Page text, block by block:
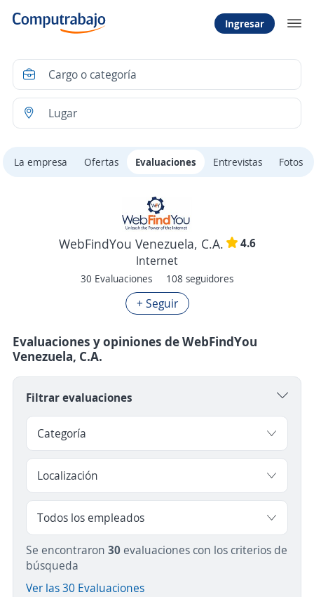
Ingresar
La empresa Ofertas Evaluaciones Entrevistas Fotos
WebFindYou Venezuela, C.A.
4.6
Internet
30 Evaluaciones 108 seguidores
+ Seguir
Evaluaciones y opiniones de WebFindYou
Venezuela, C.A.
Filtrar evaluaciones
Se encontraron 30 evaluaciones con los criterios de
búsqueda
Ver las 30 Evaluaciones